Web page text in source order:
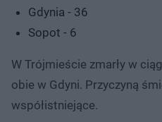
Gdynia - 36
Sopot - 6
W Trójmieście zmarły w
obie w Gdyni. Przyczyną
współistniejące.